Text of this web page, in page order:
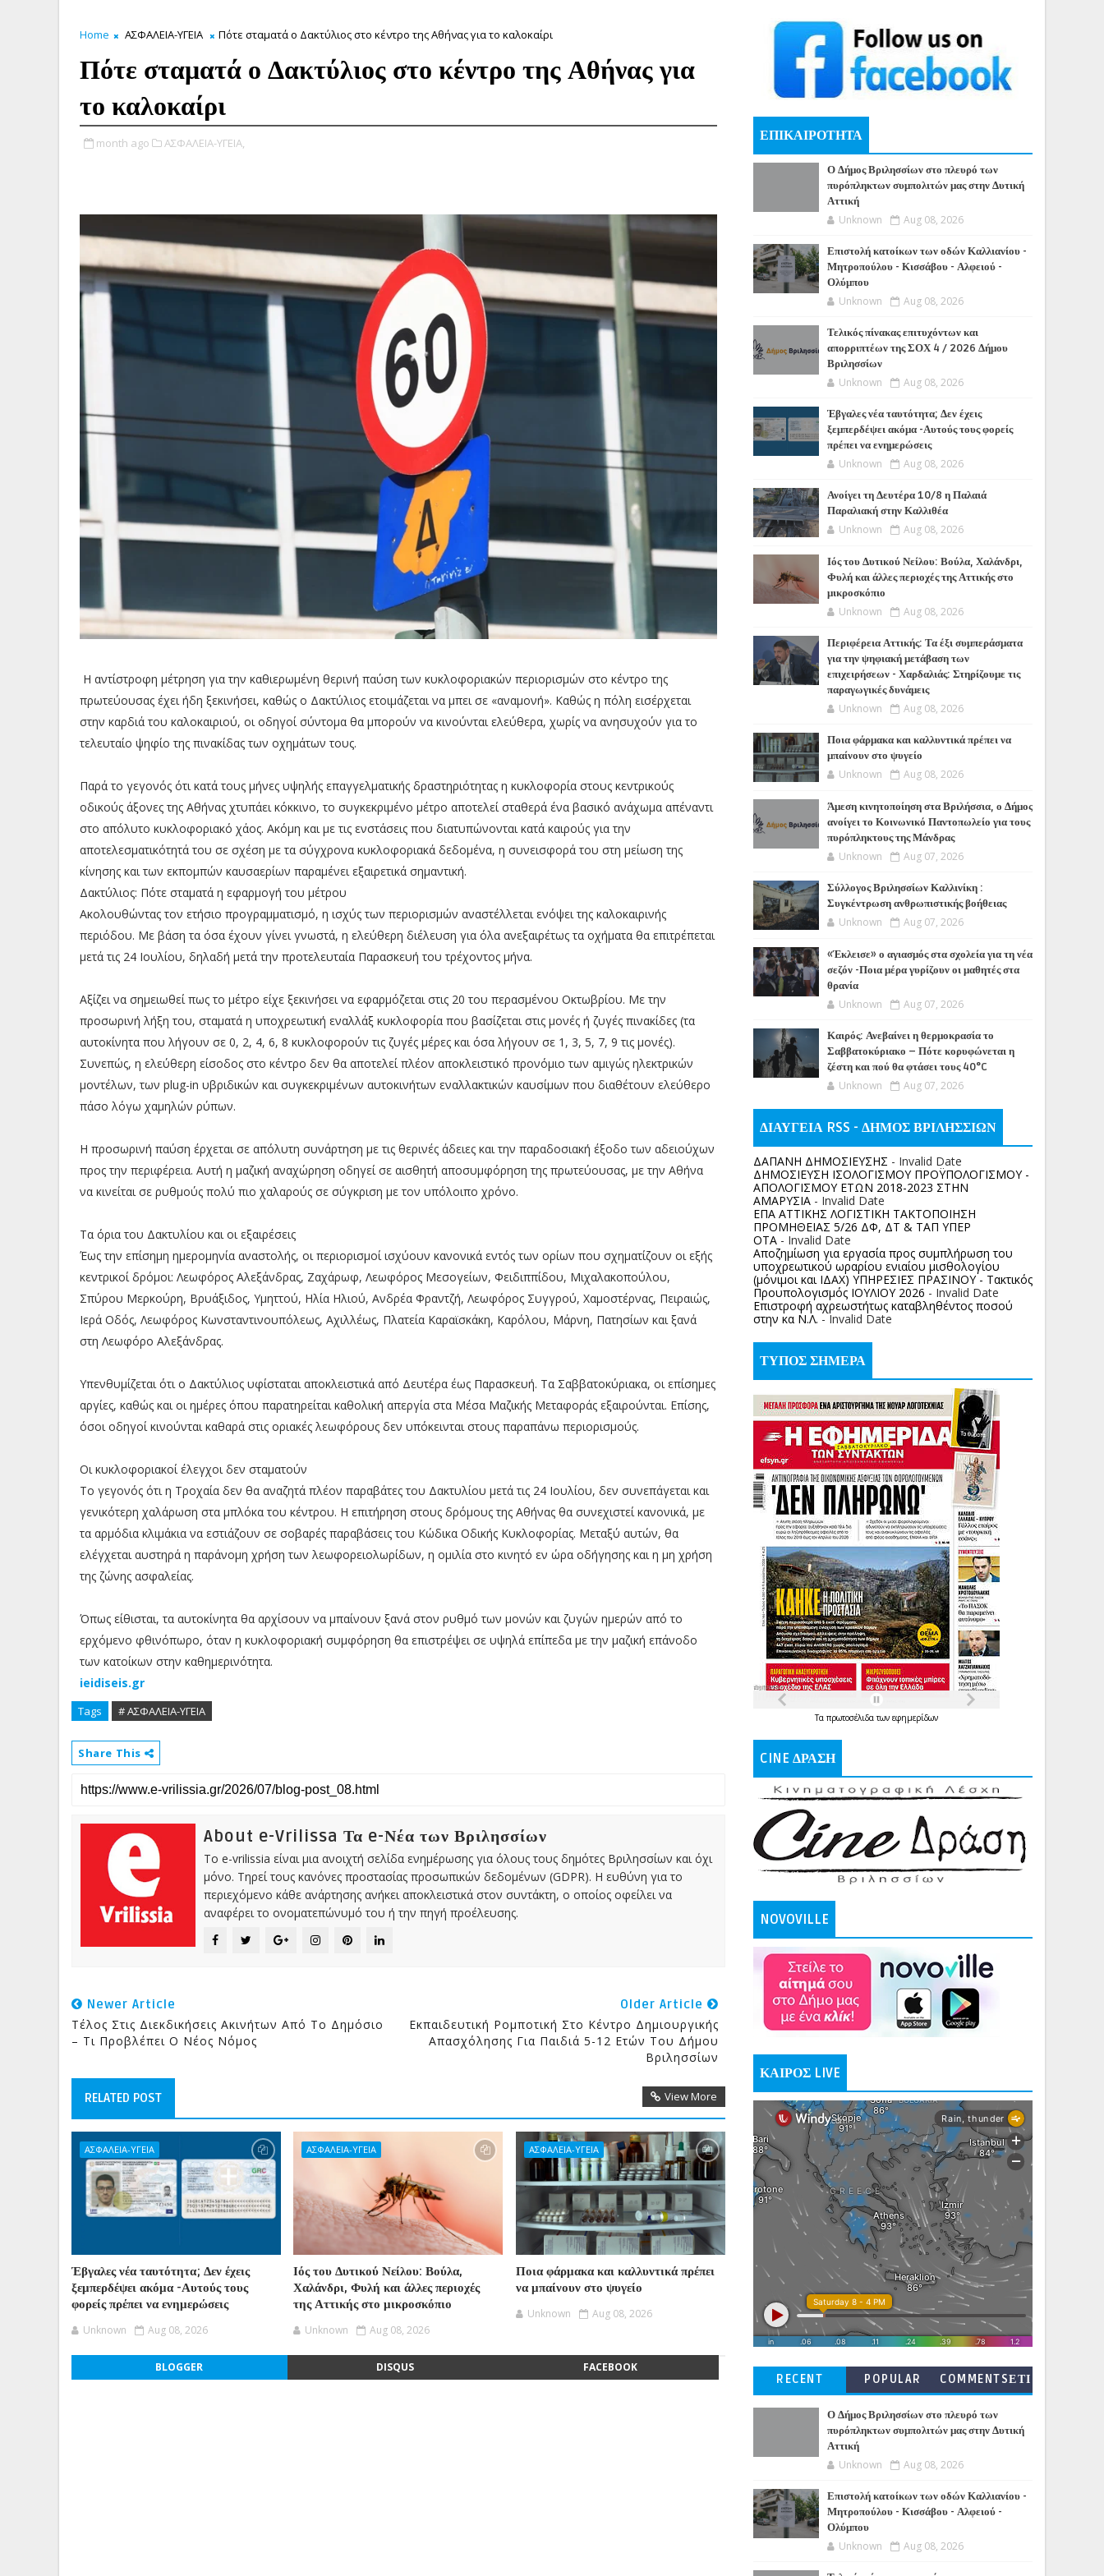
Home ΑΣΦΑΛΕΙΑ-ΥΓΕΙΑ Πότε σταματά ο Δακτύλιος στο κέντρο της Αθήνας για το καλοκαίρι
Πότε σταματά ο Δακτύλιος στο κέντρο της Αθήνας για
το καλοκαίρι
month ago ΑΣΦΑΛΕΙΑ-ΥΓΕΙΑ,
Η αντίστροφη μέτρηση για την καθιερωμένη θερινή παύση των κυκλοφοριακών περιορισμών στο κέντρο της
πρωτεύουσας έχει ήδη ξεκινήσει, καθώς ο Δακτύλιος ετοιμάζεται να μπει σε «αναμονή». Καθώς η πόλη εισέρχεται
στην καρδιά του καλοκαιριού, οι οδηγοί σύντομα θα μπορούν να κινούνται ελεύθερα, χωρίς να ανησυχούν για το
τελευταίο ψηφίο της πινακίδας των οχημάτων τους.
Παρά το γεγονός ότι κατά τους μήνες υψηλής επαγγελματικής δραστηριότητας η κυκλοφορία στους κεντρικούς
οδικούς άξονες της Αθήνας χτυπάει κόκκινο, το συγκεκριμένο μέτρο αποτελεί σταθερά ένα βασικό ανάχωμα απέναντι
στο απόλυτο κυκλοφοριακό χάος. Ακόμη και με τις ενστάσεις που διατυπώνονται κατά καιρούς για την
αποτελεσματικότητά του σε σχέση με τα σύγχρονα κυκλοφοριακά δεδομένα, η συνεισφορά του στη μείωση της
κίνησης και των εκπομπών καυσαερίων παραμένει εξαιρετικά σημαντική.
Δακτύλιος: Πότε σταματά η εφαρμογή του μέτρου
Ακολουθώντας τον ετήσιο προγραμματισμό, η ισχύς των περιορισμών αναστέλλεται ενόψει της καλοκαιρινής
περιόδου. Με βάση τα όσα έχουν γίνει γνωστά, η ελεύθερη διέλευση για όλα ανεξαιρέτως τα οχήματα θα επιτρέπεται
μετά τις 24 Ιουλίου, δηλαδή μετά την προτελευταία Παρασκευή του τρέχοντος μήνα.
Αξίζει να σημειωθεί πως το μέτρο είχε ξεκινήσει να εφαρμόζεται στις 20 του περασμένου Οκτωβρίου. Με την
προσωρινή λήξη του, σταματά η υποχρεωτική εναλλάξ κυκλοφορία που βασίζεται στις μονές ή ζυγές πινακίδες (τα
αυτοκίνητα που λήγουν σε 0, 2, 4, 6, 8 κυκλοφορούν τις ζυγές μέρες και όσα λήγουν σε 1, 3, 5, 7, 9 τις μονές).
Συνεπώς, η ελεύθερη είσοδος στο κέντρο δεν θα αποτελεί πλέον αποκλειστικό προνόμιο των αμιγώς ηλεκτρικών
μοντέλων, των plug-in υβριδικών και συγκεκριμένων αυτοκινήτων εναλλακτικών καυσίμων που διαθέτουν ελεύθερο
πάσο λόγω χαμηλών ρύπων.
Η προσωρινή παύση έρχεται σε απόλυτη συνάρτηση με τις θερινές άδειες και την παραδοσιακή έξοδο των αδειούχων
προς την περιφέρεια. Αυτή η μαζική αναχώρηση οδηγεί σε αισθητή αποσυμφόρηση της πρωτεύουσας, με την Αθήνα
να κινείται σε ρυθμούς πολύ πιο χαλαρούς σε σύγκριση με τον υπόλοιπο χρόνο.
Τα όρια του Δακτυλίου και οι εξαιρέσεις
Έως την επίσημη ημερομηνία αναστολής, οι περιορισμοί ισχύουν κανονικά εντός των ορίων που σχηματίζουν οι εξής
κεντρικοί δρόμοι: Λεωφόρος Αλεξάνδρας, Ζαχάρωφ, Λεωφόρος Μεσογείων, Φειδιππίδου, Μιχαλακοπούλου,
Σπύρου Μερκούρη, Βρυάξιδος, Υμηττού, Ηλία Ηλιού, Ανδρέα Φραντζή, Λεωφόρος Συγγρού, Χαμοστέρνας, Πειραιώς,
Ιερά Οδός, Λεωφόρος Κωνσταντινουπόλεως, Αχιλλέως, Πλατεία Καραϊσκάκη, Καρόλου, Μάρνη, Πατησίων και ξανά
στη Λεωφόρο Αλεξάνδρας.
Υπενθυμίζεται ότι ο Δακτύλιος υφίσταται αποκλειστικά από Δευτέρα έως Παρασκευή. Τα Σαββατοκύριακα, οι επίσημες
αργίες, καθώς και οι ημέρες όπου παρατηρείται καθολική απεργία στα Μέσα Μαζικής Μεταφοράς εξαιρούνται. Επίσης,
όσοι οδηγοί κινούνται καθαρά στις οριακές λεωφόρους δεν υπόκεινται στους παραπάνω περιορισμούς.
Οι κυκλοφοριακοί έλεγχοι δεν σταματούν
Το γεγονός ότι η Τροχαία δεν θα αναζητά πλέον παραβάτες του Δακτυλίου μετά τις 24 Ιουλίου, δεν συνεπάγεται και
γενικότερη χαλάρωση στα μπλόκα του κέντρου. Η επιτήρηση στους δρόμους της Αθήνας θα συνεχιστεί κανονικά, με
τα αρμόδια κλιμάκια να εστιάζουν σε σοβαρές παραβάσεις του Κώδικα Οδικής Κυκλοφορίας. Μεταξύ αυτών, θα
ελέγχεται αυστηρά η παράνομη χρήση των λεωφορειολωρίδων, η ομιλία στο κινητό εν ώρα οδήγησης και η μη χρήση
της ζώνης ασφαλείας.
Όπως είθισται, τα αυτοκίνητα θα αρχίσουν να μπαίνουν ξανά στον ρυθμό των μονών και ζυγών ημερών από το
ερχόμενο φθινόπωρο, όταν η κυκλοφοριακή συμφόρηση θα επιστρέψει σε υψηλά επίπεδα με την μαζική επάνοδο
των κατοίκων στην καθημερινότητα.
ieidiseis.gr
Tags # ΑΣΦΑΛΕΙΑ-ΥΓΕΙΑ
Share This
About e-Vrilissa Τα e-Νέα των Βριλησσίων
Το e-vrilissia είναι μια ανοιχτή σελίδα ενημέρωσης για όλους τους δημότες Βριλησσίων και όχι
μόνο. Τηρεί τους κανόνες προστασίας προσωπικών δεδομένων (GDPR). Η ευθύνη για το
περιεχόμενο κάθε ανάρτησης ανήκει αποκλειστικά στον συντάκτη, ο οποίος οφείλει να
αναφέρει το ονοματεπώνυμό του ή την πηγή προέλευσης.
Newer Article
Τέλος Στις Διεκδικήσεις Ακινήτων Από Το Δημόσιο
– Τι Προβλέπει Ο Νέος Νόμος
Older Article
Εκπαιδευτική Ρομποτική Στο Κέντρο Δημιουργικής
Απασχόλησης Για Παιδιά 5-12 Ετών Του Δήμου
Βριλησσίων
RELATED POST View More
ΑΣΦΑΛΕΙΑ-ΥΓΕΙΑ
Έβγαλες νέα ταυτότητα; Δεν έχεις
ξεμπερδέψει ακόμα -Αυτούς τους
φορείς πρέπει να ενημερώσεις
Unknown Aug 08, 2026
ΑΣΦΑΛΕΙΑ-ΥΓΕΙΑ
Ιός του Δυτικού Νείλου: Βούλα,
Χαλάνδρι, Φυλή και άλλες περιοχές
της Αττικής στο μικροσκόπιο
Unknown Aug 08, 2026
ΑΣΦΑΛΕΙΑ-ΥΓΕΙΑ
Ποια φάρμακα και καλλυντικά πρέπει
να μπαίνουν στο ψυγείο
Unknown Aug 08, 2026
BLOGGER DISQUS FACEBOOK
ΕΠΙΚΑΙΡΟΤΗΤΑ
Ο Δήμος Βριλησσίων στο πλευρό των
πυρόπληκτων συμπολιτών μας στην Δυτική
Αττική
Unknown Aug 08, 2026
Επιστολή κατοίκων των οδών Καλλιανίου -
Μητροπούλου - Κισσάβου - Αλφειού -
Ολύμπου
Unknown Aug 08, 2026
Τελικός πίνακας επιτυχόντων και
απορριπτέων της ΣΟΧ 4 / 2026 Δήμου
Βριλησσίων
Unknown Aug 08, 2026
Έβγαλες νέα ταυτότητα; Δεν έχεις
ξεμπερδέψει ακόμα -Αυτούς τους φορείς
πρέπει να ενημερώσεις
Unknown Aug 08, 2026
Ανοίγει τη Δευτέρα 10/8 η Παλαιά
Παραλιακή στην Καλλιθέα
Unknown Aug 08, 2026
Ιός του Δυτικού Νείλου: Βούλα, Χαλάνδρι,
Φυλή και άλλες περιοχές της Αττικής στο
μικροσκόπιο
Unknown Aug 08, 2026
Περιφέρεια Αττικής: Τα έξι συμπεράσματα
για την ψηφιακή μετάβαση των
επιχειρήσεων - Χαρδαλιάς: Στηρίζουμε τις
παραγωγικές δυνάμεις
Unknown Aug 08, 2026
Ποια φάρμακα και καλλυντικά πρέπει να
μπαίνουν στο ψυγείο
Unknown Aug 08, 2026
Άμεση κινητοποίηση στα Βριλήσσια, ο Δήμος
ανοίγει το Κοινωνικό Παντοπωλείο για τους
πυρόπληκτους της Μάνδρας
Unknown Aug 07, 2026
Σύλλογος Βριλησσίων Καλλινίκη :
Συγκέντρωση ανθρωπιστικής βοήθειας
Unknown Aug 07, 2026
«Έκλεισε» ο αγιασμός στα σχολεία για τη νέα
σεζόν -Ποια μέρα γυρίζουν οι μαθητές στα
θρανία
Unknown Aug 07, 2026
Καιρός: Ανεβαίνει η θερμοκρασία το
Σαββατοκύριακο – Πότε κορυφώνεται η
ζέστη και πού θα φτάσει τους 40°C
Unknown Aug 07, 2026
ΔΙΑΥΓΕΙΑ RSS - ΔΗΜΟΣ ΒΡΙΛΗΣΣΙΩΝ
ΔΑΠΑΝΗ ΔΗΜΟΣΙΕΥΣΗΣ - Invalid Date
ΔΗΜΟΣΙΕΥΣΗ ΙΣΟΛΟΓΙΣΜΟΥ ΠΡΟΫΠΟΛΟΓΙΣΜΟΥ -
ΑΠΟΛΟΓΙΣΜΟΥ ΕΤΩΝ 2018-2023 ΣΤΗΝ
ΑΜΑΡΥΣΙΑ - Invalid Date
ΕΠΑ ΑΤΤΙΚΗΣ ΛΟΓΙΣΤΙΚΗ ΤΑΚΤΟΠΟΙΗΣΗ
ΠΡΟΜΗΘΕΙΑΣ 5/26 ΔΦ, ΔΤ & ΤΑΠ ΥΠΕΡ
ΟΤΑ - Invalid Date
Αποζημίωση για εργασία προς συμπλήρωση του
υποχρεωτικού ωραρίου ενιαίου μισθολογίου
(μόνιμοι και ΙΔΑΧ) ΥΠΗΡΕΣΙΕΣ ΠΡΑΣΙΝΟΥ - Τακτικός
Προυπολογισμός ΙΟΥΛΙΟΥ 2026 - Invalid Date
Επιστροφή αχρεωστήτως καταβληθέντος ποσoύ
στην κα Ν.Λ. - Invalid Date
ΤΥΠΟΣ ΣΗΜΕΡΑ
Τα πρωτοσέλιδατων εφημερίδων
CINE ΔΡΑΣΗ
NOVOVILLE
ΚΑΙΡΟΣ LIVE
RECENT POPULAR
COMMENTSΕΤΙ
Ο Δήμος Βριλησσίων στο πλευρό των
πυρόπληκτων συμπολιτών μας στην Δυτική
Αττική
Unknown Aug 08, 2026
Επιστολή κατοίκων των οδών Καλλιανίου -
Μητροπούλου - Κισσάβου - Αλφειού -
Ολύμπου
Unknown Aug 08, 2026